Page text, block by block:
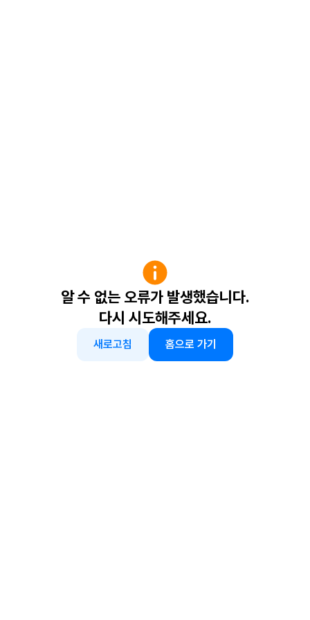
알 수 없는 오류가 발생했습니다.
다시 시도해주세요.
새로고침 홈으로 가기